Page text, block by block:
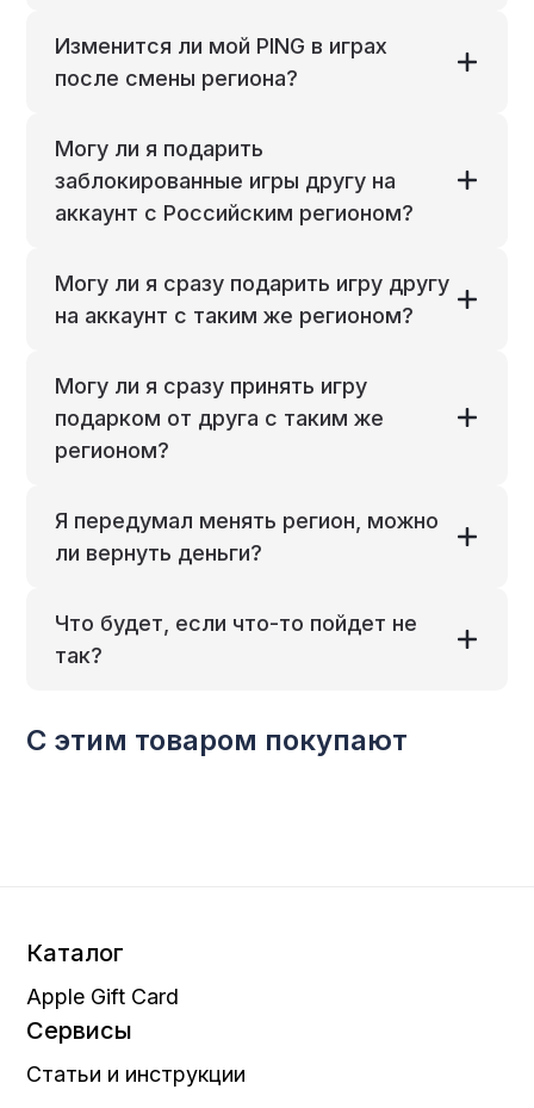
Изменится ли мой PING в играх
после смены региона?
Могу ли я подарить
заблокированные игры другу на
аккаунт с Российским регионом?
Могу ли я сразу подарить игру другу
на аккаунт с таким же регионом?
Могу ли я сразу принять игру
подарком от друга с таким же
регионом?
Я передумал менять регион, можно
ли вернуть деньги?
Что будет, если что-то пойдет не
так?
С этим товаром покупают
Каталог
Apple Gift Card
Сервисы
Статьи и инструкции